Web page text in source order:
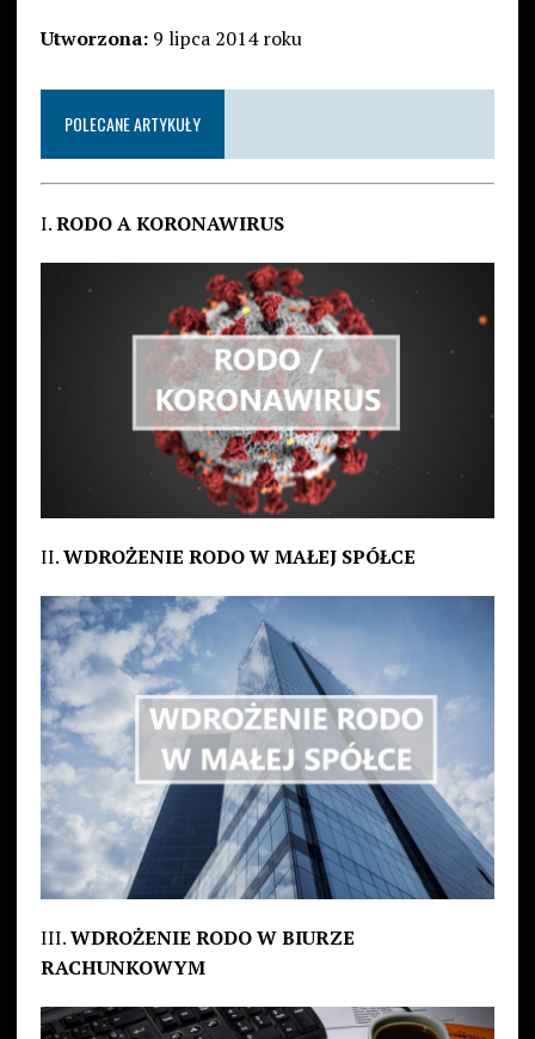
Utworzona:9 lipca 2014 roku
POLECANE ARTYKUŁY
I.RODO A KORONAWIRUS
II.WDROŻENIE RODO W MAŁEJ SPÓŁCE
III.WDROŻENIE RODO W BIURZE
RACHUNKOWYM